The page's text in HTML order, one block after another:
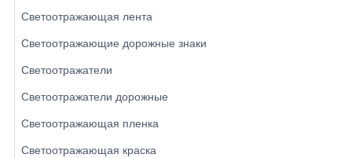
Светоотражающая лента
Светоотражающие дорожные знаки
Светоотражатели
Светоотражатели дорожные
Светоотражающая пленка
Светоотражающая краска